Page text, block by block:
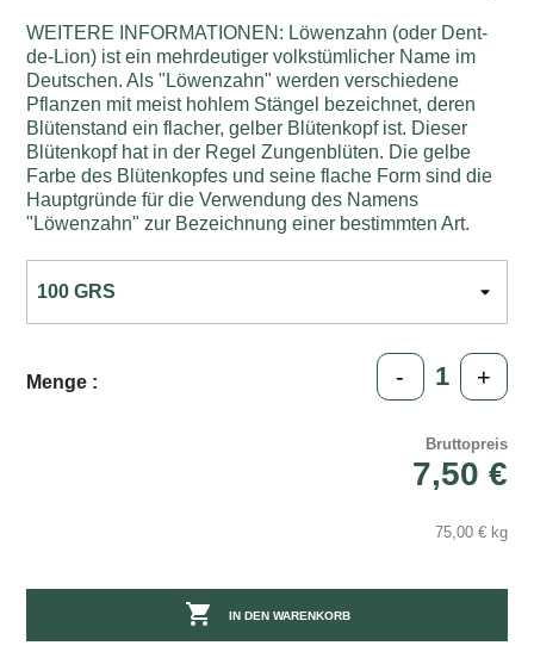
WEITERE INFORMATIONEN: Löwenzahn (oder Dent-
de-Lion) ist ein mehrdeutiger volkstümlicher Name im
Deutschen. Als "Löwenzahn" werden verschiedene
Pflanzen mit meist hohlem Stängel bezeichnet, deren
Blütenstand ein flacher, gelber Blütenkopf ist. Dieser
Blütenkopf hat in der Regel Zungenblüten. Die gelbe
Farbe des Blütenkopfes und seine flache Form sind die
Hauptgründe für die Verwendung des Namens
"Löwenzahn" zur Bezeichnung einer bestimmten Art.
Menge : - +
Bruttopreis
7,50 €
75,00 € kg
 IN DEN WARENKORB